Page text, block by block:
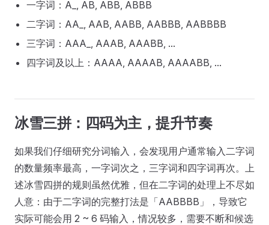
一字词：A_, AB, ABB, ABBB
二字词：AA_, AAB, AABB, AABBB, AABBBB
三字词：AAA_, AAAB, AAABB, ...
四字词及以上：AAAA, AAAAB, AAAABB, ...
冰雪三拼：四码为主，提升节奏
如果我们仔细研究分词输入，会发现用户通常输入二字词
的数量频率最高，一字词次之，三字词和四字词再次。上
述冰雪四拼的规则虽然优雅，但在二字词的处理上不尽如
人意：由于二字词的完整打法是「AABBBB」，导致它
实际可能会用 2 ~ 6 码输入，情况较多，需要不断和候选